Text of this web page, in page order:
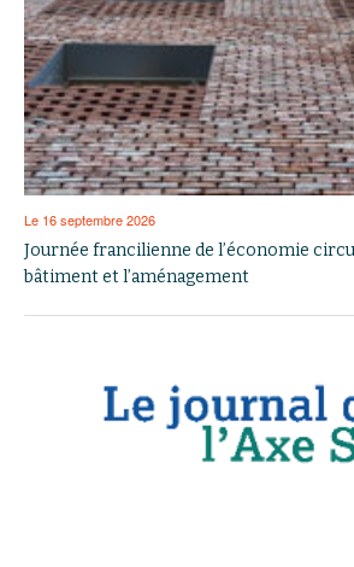
Le 16 septembre 2026
Journée francilienne de l’économie
bâtiment et l’aménagement